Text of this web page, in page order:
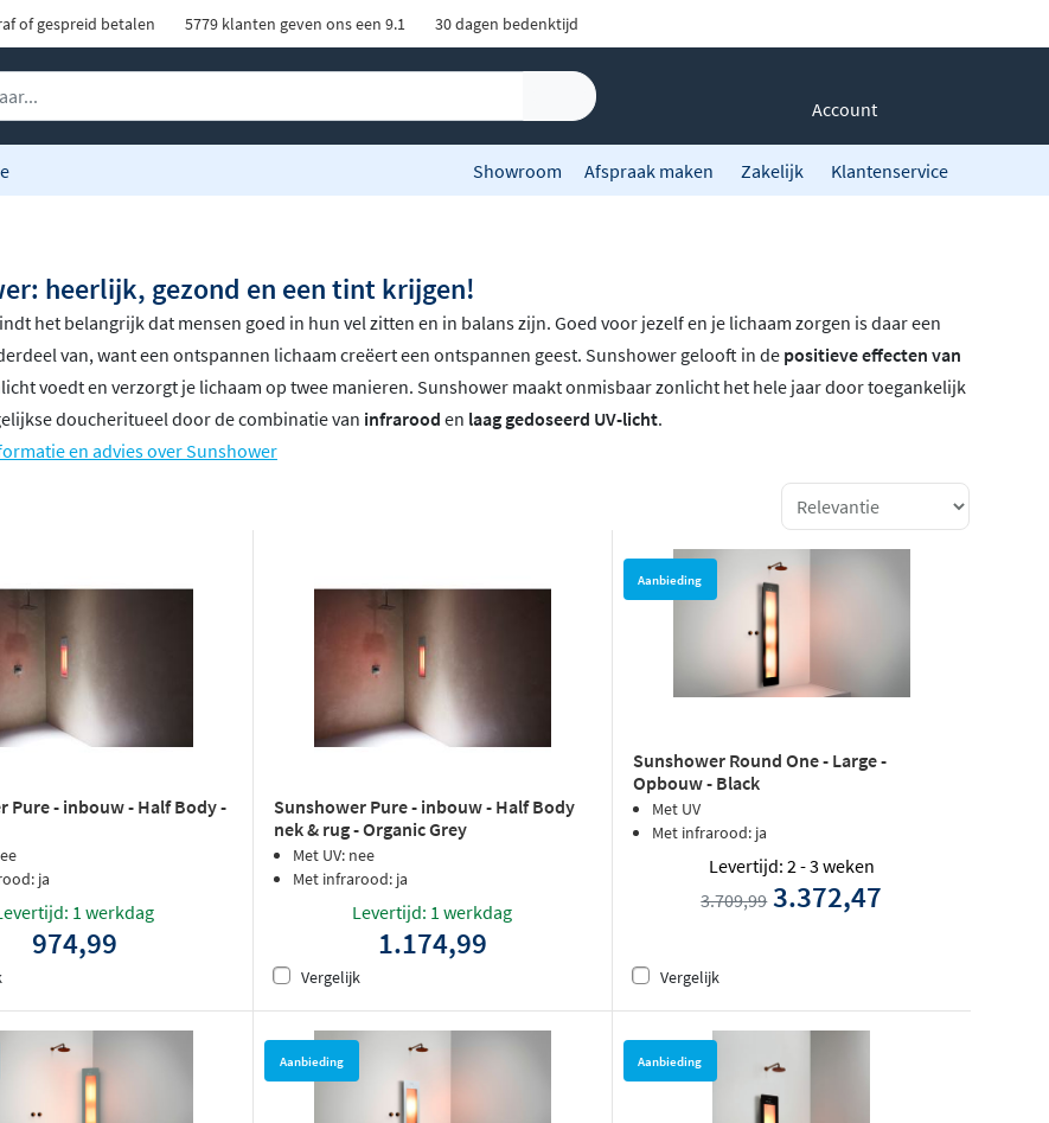
of gespreid betalen 5779 klanten geven ons een 9.1 30 dagen bedenktijd
Account
Showroom Afspraak maken Zakelijk Klantenservice
heerlijk, gezond en een tint krijgen!
het belangrijk dat mensen goed in hun vel zitten en in balans zijn. Goed voor jezelf en je lichaam zorgen is daar een
van, want een ontspannen lichaam creëert een ontspannen geest. Sunshower gelooft in de positieve effecten van
voedt en verzorgt je lichaam op twee manieren. Sunshower maakt onmisbaar zonlicht het hele jaar door toegankelijk
doucheritueel door de combinatie van infrarood en laag gedoseerd UV-licht.
en advies over Sunshower
Pure - inbouw - Half Body -
ja
Levertijd: 1 werkdag
974,99
Sunshower Pure - inbouw - Half Body
nek & rug - Organic Grey
Met UV: nee
Met infrarood: ja
Levertijd: 1 werkdag
1.174,99
Vergelijk
Aanbieding
Sunshower Round One - Large -
Opbouw - Black
Met UV
Met infrarood: ja
Levertijd: 2 - 3 weken
3.709,99 3.372,47
Vergelijk
Aanbieding Aanbieding